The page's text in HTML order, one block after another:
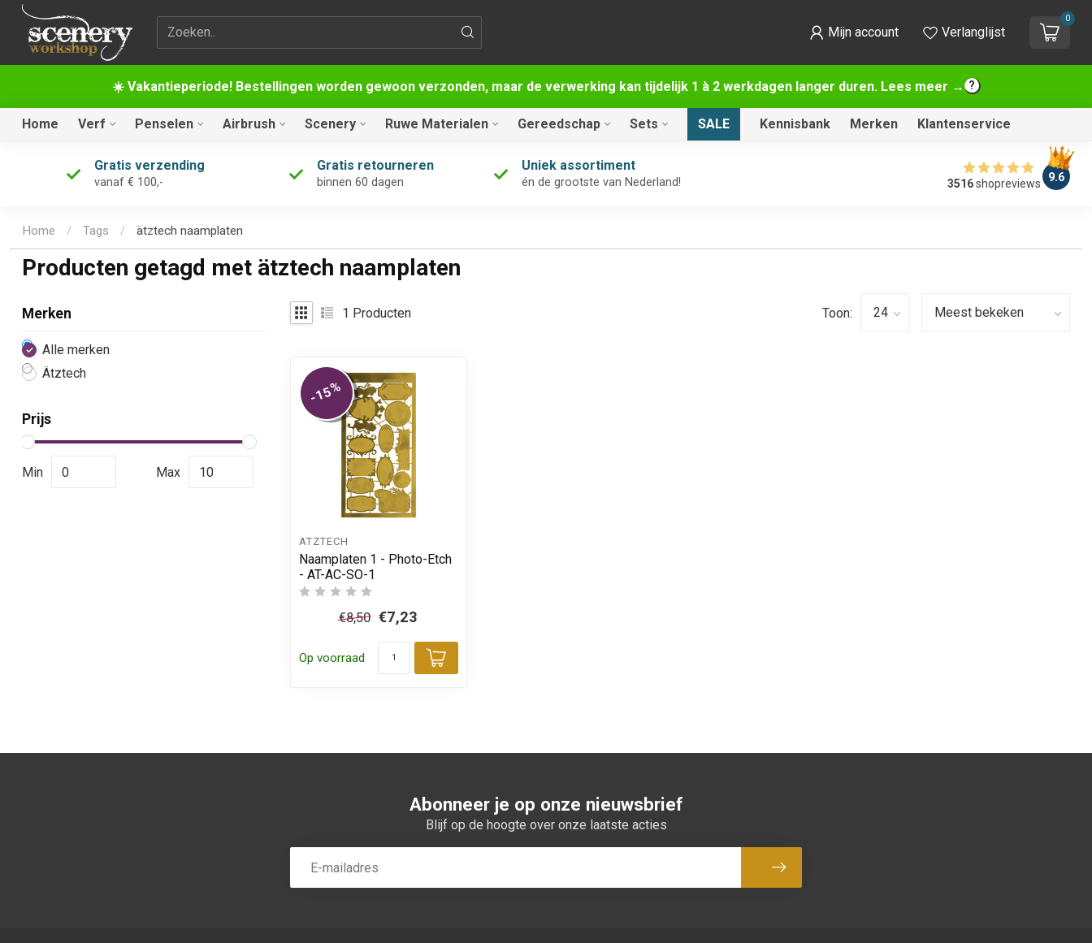
☀️ Vakantieperiode! Bestellingen worden gewoon verzonden, maar de verwerking kan tijdelijk 1 à 2 werkdagen langer duren. Lees meer →
Zoekterm Mijn account Verlanglijst
0
Home Verf Penselen Airbrush Scenery Ruwe Materialen Gereedschap Sets SALE Kennisbank Merken Klantenservice
Gratis verzending
vanaf € 100,-
Gratis retourneren
binnen 60 dagen
Uniek assortiment
én de grootste van Nederland! 3516shopreviews 9.6
Home / Tags / ätztech naamplaten
Producten getagd met ätztech naamplaten
Merken
Alle merken
Ätztech
Prijs
Min Max
1 Producten Toon:
-15%
ÄTZTECH
Naamplaten 1 - Photo-Etch
- AT-AC-SO-1
€8,50 €7,23
Op voorraad
Toevoegen aan winkelwagen
Abonneer je op onze nieuwsbrief
Blijf op de hoogte over onze laatste acties
Abonneer